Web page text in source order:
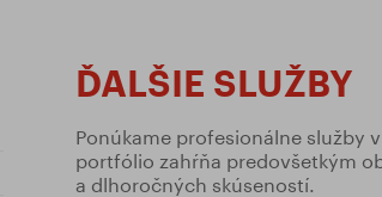
závitov
Typy fréz
Typy vrtákov
Typy pilových kotúčov
Typy závitníků
ĎALŠIE SLUŽBY
Ponúkame profesionálne služby
portfólio zahŕňa predovšetkým
a dlhoročných skúseností.